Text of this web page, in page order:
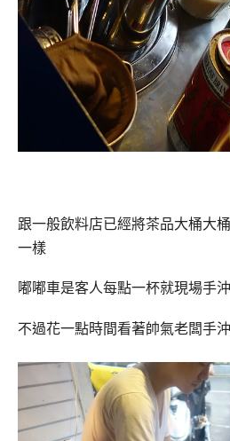
跟一般飲料店已經將茶品大桶大
一樣
嘟嘟車是客人每點一杯就現場手沖
不過花一點時間看著帥氣老闆手